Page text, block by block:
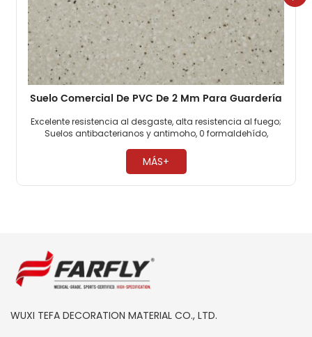
Suelo Comercial De PVC De 2 Mm Para Guardería
Excelente resistencia al desgaste, alta resistencia al fuego;
Suelos antibacterianos y antimoho, 0 formaldehído,
comerciales de PVC son muy resistentes a la presión. ​
MÁS+
WUXI TEFA DECORATION MATERIAL CO., LTD.